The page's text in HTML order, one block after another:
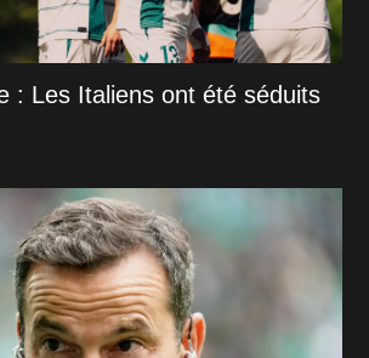
: Les Italiens ont été séduits